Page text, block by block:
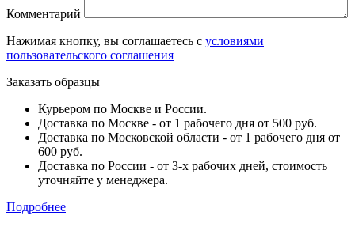
Комментарий
Нажимая кнопку, вы соглашаетесь с условиями
пользовательского соглашения
Заказать образцы
Курьером по Москве и России.
Доставка по Москве - от 1 рабочего дня от 500 руб.
Доставка по Московской области - от 1 рабочего дня от
600 руб.
Доставка по России - от 3-х рабочих дней, стоимость
уточняйте у менеджера.
Подробнее